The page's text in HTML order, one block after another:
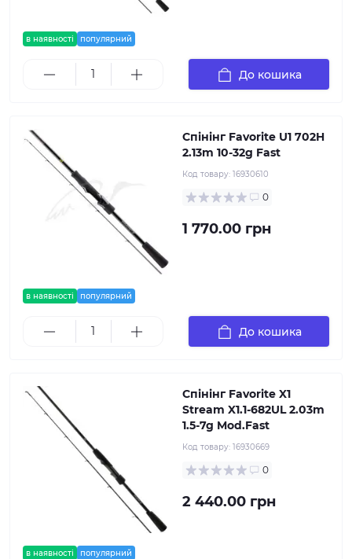
в наявності популярний
До кошика
в наявності популярний
Спінінг Favorite U1 702H
2.13m 10-32g Fast
Код товару: 16930610
0
1 770.00 грн
До кошика
в наявності популярний
Спінінг Favorite X1
Stream X1.1-682UL 2.03m
1.5-7g Mod.Fast
Код товару: 16930669
0
2 440.00 грн